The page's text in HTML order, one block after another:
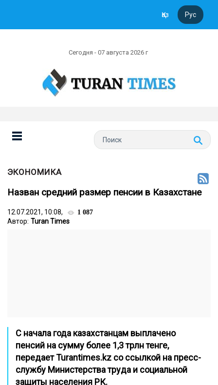
Қаз Рус
Сегодня - 07 августа 2026 г
ЭКОНОМИКА
Назван средний размер пенсии в Казахстане
12.07.2021, 10:08, 1 087
Автор: Turan Times
С начала года казахстанцам выплачено
пенсий на сумму более 1,3 трлн тенге,
передаетTurantimes.kz со ссылкой на пресс-
службу Министерства труда и социальной
защиты населения РК.